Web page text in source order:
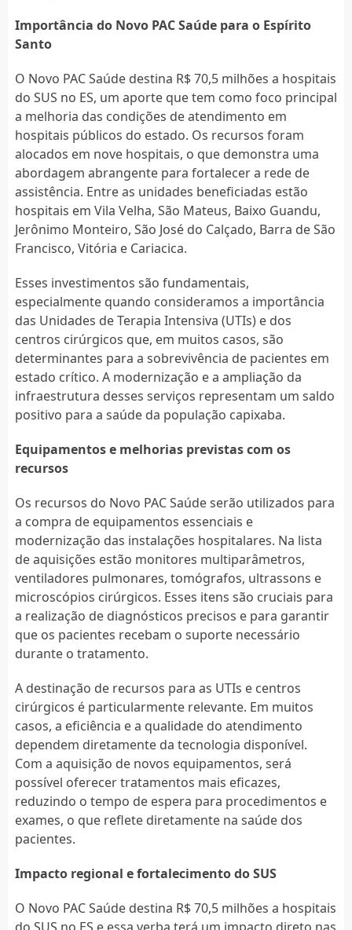
Importância do Novo PAC Saúde para o Espírito
Santo
O Novo PAC Saúde destina R$ 70,5 milhões a hospitais
do SUS no ES, um aporte que tem como foco principal
a melhoria das condições de atendimento em
hospitais públicos do estado. Os recursos foram
alocados em nove hospitais, o que demonstra uma
abordagem abrangente para fortalecer a rede de
assistência. Entre as unidades beneficiadas estão
hospitais em Vila Velha, São Mateus, Baixo Guandu,
Jerônimo Monteiro, São José do Calçado, Barra de São
Francisco, Vitória e Cariacica.
Esses investimentos são fundamentais,
especialmente quando consideramos a importância
das Unidades de Terapia Intensiva (UTIs) e dos
centros cirúrgicos que, em muitos casos, são
determinantes para a sobrevivência de pacientes em
estado crítico. A modernização e a ampliação da
infraestrutura desses serviços representam um saldo
positivo para a saúde da população capixaba.
Equipamentos e melhorias previstas com os
recursos
Os recursos do Novo PAC Saúde serão utilizados para
a compra de equipamentos essenciais e
modernização das instalações hospitalares. Na lista
de aquisições estão monitores multiparâmetros,
ventiladores pulmonares, tomógrafos, ultrassons e
microscópios cirúrgicos. Esses itens são cruciais para
a realização de diagnósticos precisos e para garantir
que os pacientes recebam o suporte necessário
durante o tratamento.
A destinação de recursos para as UTIs e centros
cirúrgicos é particularmente relevante. Em muitos
casos, a eficiência e a qualidade do atendimento
dependem diretamente da tecnologia disponível.
Com a aquisição de novos equipamentos, será
possível oferecer tratamentos mais eficazes,
reduzindo o tempo de espera para procedimentos e
exames, o que reflete diretamente na saúde dos
pacientes.
Impacto regional e fortalecimento do SUS
O Novo PAC Saúde destina R$ 70,5 milhões a hospitais
do SUS no ES e essa verba terá um impacto direto nas